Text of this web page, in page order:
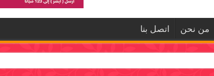
من نحن اتصل بنا